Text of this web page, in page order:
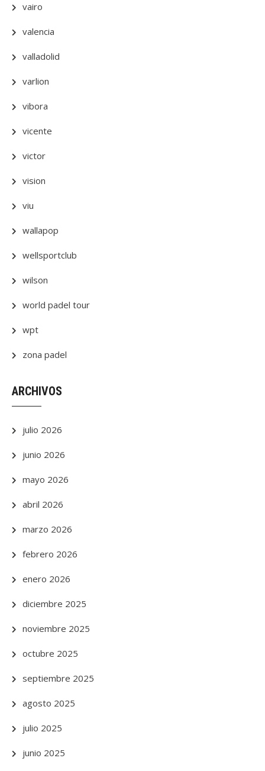
vairo
valencia
valladolid
varlion
vibora
vicente
victor
vision
viu
wallapop
wellsportclub
wilson
world padel tour
wpt
zona padel
ARCHIVOS
julio 2026
junio 2026
mayo 2026
abril 2026
marzo 2026
febrero 2026
enero 2026
diciembre 2025
noviembre 2025
octubre 2025
septiembre 2025
agosto 2025
julio 2025
junio 2025